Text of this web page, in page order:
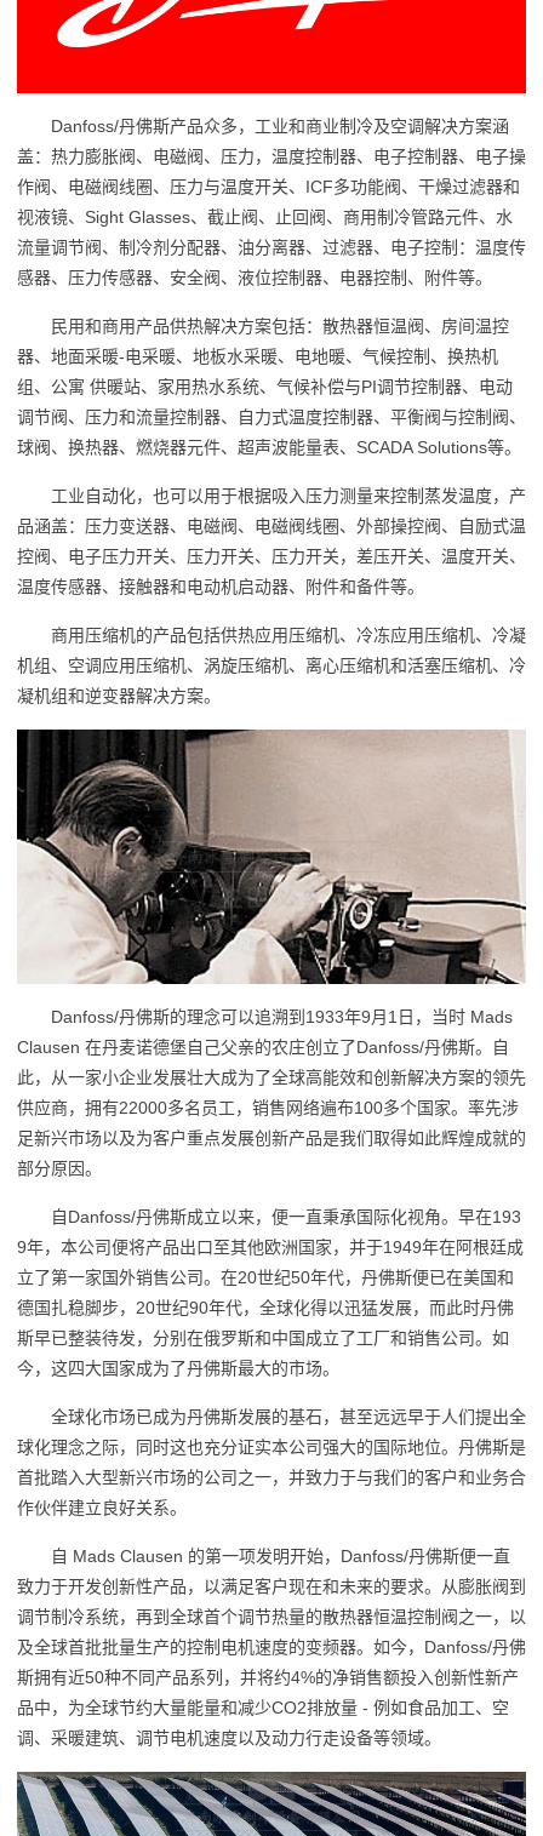
Danfoss/丹佛斯产品众多，工业和商业制冷及空调解决方案涵
盖：热力膨胀阀、电磁阀、压力，温度控制器、电子控制器、电子操
作阀、电磁阀线圈、压力与温度开关、ICF多功能阀、干燥过滤器和
视液镜、Sight Glasses、截止阀、止回阀、商用制冷管路元件、水
流量调节阀、制冷剂分配器、油分离器、过滤器、电子控制：温度传
感器、压力传感器、安全阀、液位控制器、电器控制、附件等。
民用和商用产品供热解决方案包括：散热器恒温阀、房间温控
器、地面采暖-电采暖、地板水采暖、电地暖、气候控制、换热机
组、公寓 供暖站、家用热水系统、气候补偿与PI调节控制器、电动
调节阀、压力和流量控制器、自力式温度控制器、平衡阀与控制阀、
球阀、换热器、燃烧器元件、超声波能量表、SCADA Solutions等。
工业自动化，也可以用于根据吸入压力测量来控制蒸发温度，产
品涵盖：压力变送器、电磁阀、电磁阀线圈、外部操控阀、自励式温
控阀、电子压力开关、压力开关、压力开关，差压开关、温度开关、
温度传感器、接触器和电动机启动器、附件和备件等。
商用压缩机的产品包括供热应用压缩机、冷冻应用压缩机、冷凝
机组、空调应用压缩机、涡旋压缩机、离心压缩机和活塞压缩机、冷
凝机组和逆变器解决方案。
Danfoss/丹佛斯的理念可以追溯到1933年9月1日，当时 Mads
Clausen 在丹麦诺德堡自己父亲的农庄创立了Danfoss/丹佛斯。自
此，从一家小企业发展壮大成为了全球高能效和创新解决方案的领先
供应商，拥有22000多名员工，销售网络遍布100多个国家。率先涉
足新兴市场以及为客户重点发展创新产品是我们取得如此辉煌成就的
部分原因。
自Danfoss/丹佛斯成立以来，便一直秉承国际化视角。早在193
9年，本公司便将产品出口至其他欧洲国家，并于1949年在阿根廷成
立了第一家国外销售公司。在20世纪50年代，丹佛斯便已在美国和
德国扎稳脚步，20世纪90年代，全球化得以迅猛发展，而此时丹佛
斯早已整装待发，分别在俄罗斯和中国成立了工厂和销售公司。如
今，这四大国家成为了丹佛斯最大的市场。
全球化市场已成为丹佛斯发展的基石，甚至远远早于人们提出全
球化理念之际，同时这也充分证实本公司强大的国际地位。丹佛斯是
首批踏入大型新兴市场的公司之一，并致力于与我们的客户和业务合
作伙伴建立良好关系。
自 Mads Clausen 的第一项发明开始，Danfoss/丹佛斯便一直
致力于开发创新性产品，以满足客户现在和未来的要求。从膨胀阀到
调节制冷系统，再到全球首个调节热量的散热器恒温控制阀之一，以
及全球首批批量生产的控制电机速度的变频器。如今，Danfoss/丹佛
斯拥有近50种不同产品系列，并将约4%的净销售额投入创新性新产
品中，为全球节约大量能量和减少CO2排放量 - 例如食品加工、空
调、采暖建筑、调节电机速度以及动力行走设备等领域。